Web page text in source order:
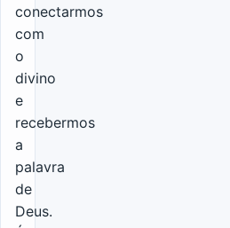
conectarmos
com
o
divino
e
recebermos
a
palavra
de
Deus.